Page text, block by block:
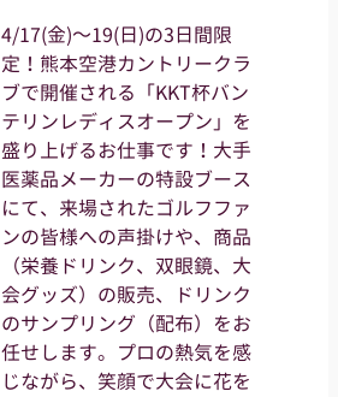
4/17(金)～19(日)の3日間限
定！熊本空港カントリークラ
ブで開催される「KKT杯バン
テリンレディスオープン」を
盛り上げるお仕事です！大手
医薬品メーカーの特設ブース
にて、来場されたゴルフファ
ンの皆様への声掛けや、商品
（栄養ドリンク、双眼鏡、大
会グッズ）の販売、ドリンク
のサンプリング（配布）をお
任せします。プロの熱気を感
じながら、笑顔で大会に花を